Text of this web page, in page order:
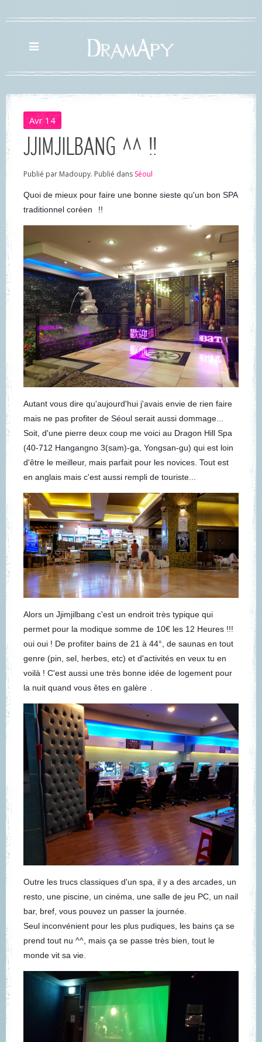
Avr 14
JJIMJILBANG ^^ !!
Publié par Madoupy. Publié dans Séoul
Quoi de mieux pour faire une bonne sieste qu'un bon SPA
traditionnel coréen
!!
Autant vous dire qu'aujourd'hui j'avais envie de rien faire
mais ne pas profiter de Séoul serait aussi dommage...
Soit, d'une pierre deux coup me voici au Dragon Hill Spa
(40-712 Hangangno 3(sam)-ga, Yongsan-gu) qui est loin
d'être le meilleur, mais parfait pour les novices. Tout est
en anglais mais c'est aussi rempli de touriste...
Alors un Jjimjilbang c'est un endroit très typique qui
permet pour la modique somme de 10€ les 12 Heures !!!
oui oui ! De profiter bains de 21 à 44°, de saunas en tout
genre (pin, sel, herbes, etc) et d'activités en veux tu en
voilà ! C'est aussi une très bonne idée de logement pour
la nuit quand vous êtes en galère
Outre les trucs classiques d'un spa, il y a des arcades, un
resto, une piscine, un cinéma, une salle de jeu PC, un nail
bar, bref, vous pouvez un passer la journée.
Seul inconvénient pour les plus pudiques, les bains ça se
prend tout nu ^^, mais ça se passe très bien, tout le
monde vit sa vie.